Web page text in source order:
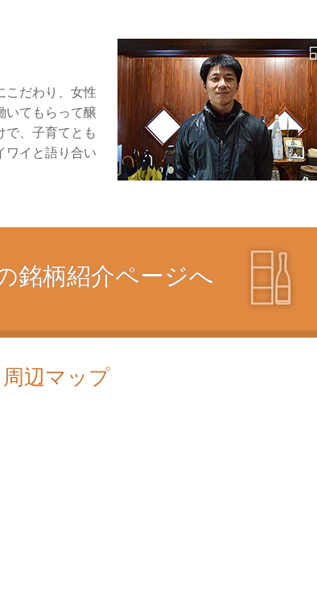
こだわり、女性
いてもらって醸
で、子育てとも
ワイと語り合い
銘柄紹介ページへ
周辺マップ